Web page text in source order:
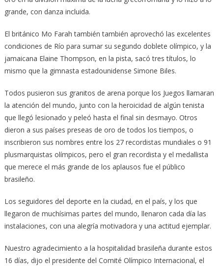
grande, con danza incluida.
El británico Mo Farah también también aprovechó las excelentes
condiciones de Río para sumar su segundo doblete olímpico, y la
jamaicana Elaine Thompson, en la pista, sacó tres títulos, lo
mismo que la gimnasta estadounidense Simone Biles.
Todos pusieron sus granitos de arena porque los Juegos llamaran
la atención del mundo, junto con la heroicidad de algún tenista
que llegó lesionado y peleó hasta el final sin desmayo. Otros
dieron a sus países preseas de oro de todos los tiempos, o
inscribieron sus nombres entre los 27 recordistas mundiales o 91
plusmarquistas olímpicos, pero el gran recordista y el medallista
que merece el más grande de los aplausos fue el público
brasileño.
Los seguidores del deporte en la ciudad, en el país, y los que
llegaron de muchísimas partes del mundo, llenaron cada día las
instalaciones, con una alegría motivadora y una actitud ejemplar.
Nuestro agradecimiento a la hospitalidad brasileña durante estos
16 días, dijo el presidente del Comité Olímpico Internacional, el